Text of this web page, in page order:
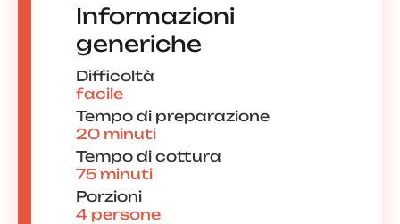
Informazioni
generiche
Difficoltà
facile
Tempo di preparazione
20 minuti
Tempo di cottura
75 minuti
Porzioni
4 persone